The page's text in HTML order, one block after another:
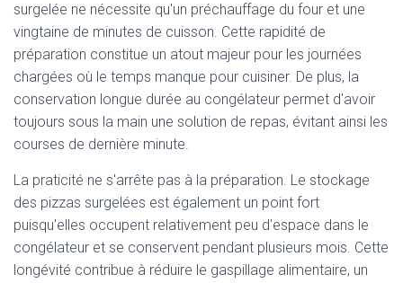
surgelée ne nécessite qu'un préchauffage du four et une
vingtaine de minutes de cuisson. Cette rapidité de
préparation constitue un atout majeur pour les journées
chargées où le temps manque pour cuisiner. De plus, la
conservation longue durée au congélateur permet d'avoir
toujours sous la main une solution de repas, évitant ainsi les
courses de dernière minute.
La praticité ne s'arrête pas à la préparation. Le stockage
des pizzas surgelées est également un point fort
puisqu'elles occupent relativement peu d'espace dans le
congélateur et se conservent pendant plusieurs mois. Cette
longévité contribue à réduire le gaspillage alimentaire, un